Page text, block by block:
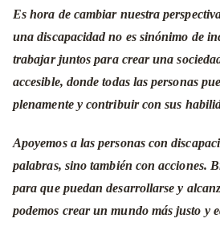
Es hora de cambiar nuestra
una discapacidad no es sinónimo de
trabajar juntos para crear una
accesible, donde todas las personas
plenamente y contribuir con sus
Apoyemos a las personas con
palabras, sino también con acciones.
para que puedan desarrollarse y
podemos crear un mundo más justo y